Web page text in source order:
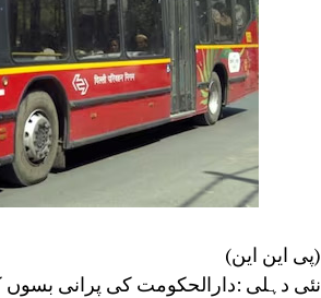
(پی این این)
نئی دہلی :دارالحکومت کی پرانی